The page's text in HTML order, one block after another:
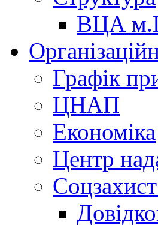
ВЦА
Графік
ЦНАП
Економіка
Центр